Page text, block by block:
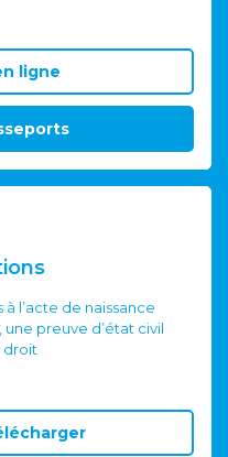
ligne
l’acte de naissance
une preuve d’état civil
droit